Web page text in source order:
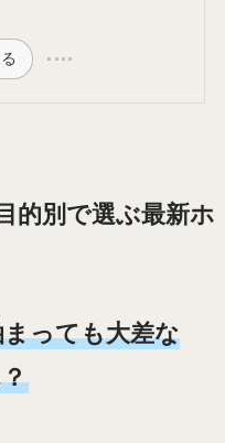
的別で選ぶ最新ホ
っても大差な